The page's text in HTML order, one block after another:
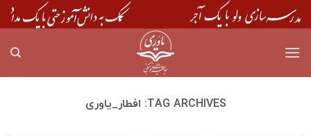
Skip
to
TAG ARCHIVES: افطار_یاوری